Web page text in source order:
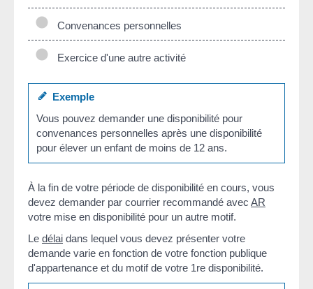
Convenances personnelles
Exercice d'une autre activité
Exemple
Vous pouvez demander une disponibilité pour
convenances personnelles après une disponibilité
pour élever un enfant de moins de 12 ans.
À la fin de votre période de disponibilité en cours, vous
devez demander par courrier recommandé avec AR
votre mise en disponibilité pour un autre motif.
Le délai dans lequel vous devez présenter votre
demande varie en fonction de votre fonction publique
d'appartenance et du motif de votre 1re disponibilité.